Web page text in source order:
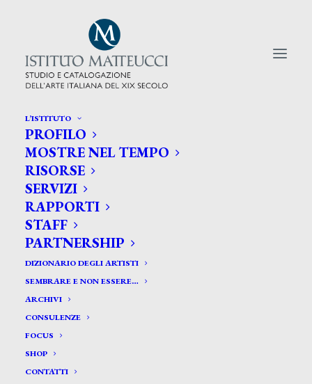
L’ISTITUTO
PROFILO
MOSTRE NEL TEMPO
RISORSE
SERVIZI
RAPPORTI
STAFF
PARTNERSHIP
DIZIONARIO DEGLI ARTISTI
SEMBRARE E NON ESSERE…
ARCHIVI
CONSULENZE
FOCUS
SHOP
CONTATTI
CERCA TRA GLI ARTISTI:
Search
for:
Beneta